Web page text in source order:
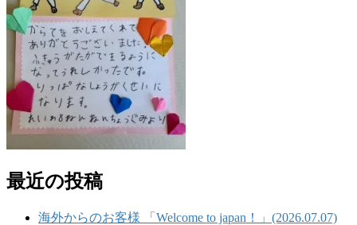
最近の投稿
海外からのお客様 「Welcome to japan！」(2026.07.07)